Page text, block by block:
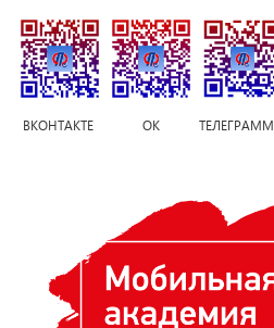
ВКОНТАКТЕ ОК ТЕЛЕГРАММ